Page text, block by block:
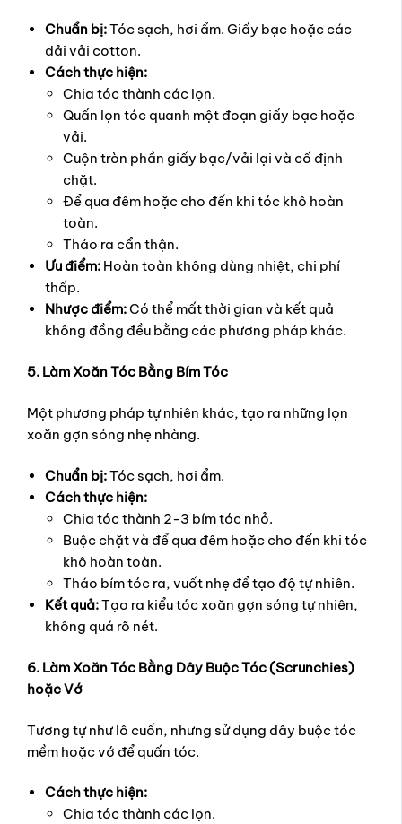
Chuẩn bị:Tóc sạch, hơi ẩm. Giấy bạc hoặc các
dải vải cotton.
Cách thực hiện:
Chia tóc thành các lọn.
Quấn lọn tóc quanh một đoạn giấy bạc hoặc
vải.
Cuộn tròn phần giấy bạc/vải lại và cố định
chặt.
Để qua đêm hoặc cho đến khi tóc khô hoàn
toàn.
Tháo ra cẩn thận.
Ưu điểm: Hoàn toàn không dùng nhiệt, chi phí
thấp.
Nhược điểm:Có thể mất thời gian và kết quả
không đồng đều bằng các phương pháp khác.
5. Làm Xoăn Tóc Bằng Bím Tóc
Một phương pháp tự nhiên khác, tạo ra những lọn
xoăn gợn sóng nhẹ nhàng.
Chuẩn bị:Tóc sạch, hơi ẩm.
Cách thực hiện:
Chia tóc thành 2-3 bím tóc nhỏ.
Buộc chặt và để qua đêm hoặc cho đến khi tóc
khô hoàn toàn.
Tháo bím tóc ra, vuốt nhẹ để tạo độ tự nhiên.
Kết quả:Tạo ra kiểu tóc xoăn gợn sóng tự nhiên,
không quá rõ nét.
6. Làm Xoăn Tóc Bằng Dây Buộc Tóc (Scrunchies)
hoặc Vớ
Tương tự như lô cuốn, nhưng sử dụng dây buộc tóc
mềm hoặc vớ để quấn tóc.
Cách thực hiện:
Chia tóc thành các lọn.